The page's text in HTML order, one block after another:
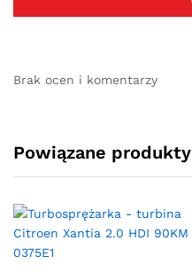
Brak ocen i komentarzy
Powiązane produkty